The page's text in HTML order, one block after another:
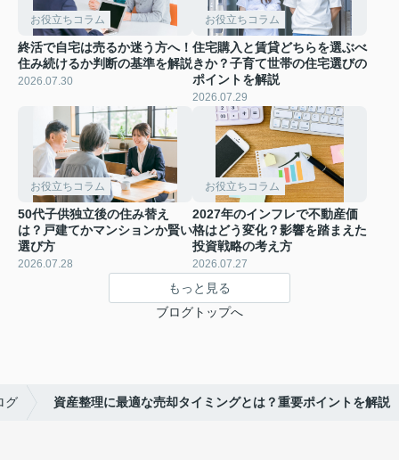
お役立ちコラム
終活で自宅は売るか迷う方へ！
住み続けるか判断の基準を解説
2026.07.30
お役立ちコラム
住宅購入と賃貸どちらを選ぶべ
きか？子育て世帯の住宅選びの
ポイントを解説
2026.07.29
お役立ちコラム
50代子供独立後の住み替え
は？戸建てかマンションか賢い
選び方
2026.07.28
お役立ちコラム
2027年のインフレで不動産価
格はどう変化？影響を踏まえた
投資戦略の考え方
2026.07.27
もっと見る
ブログトップへ
グ 資産整理に最適な売却タイミングとは？重要ポイントを解説